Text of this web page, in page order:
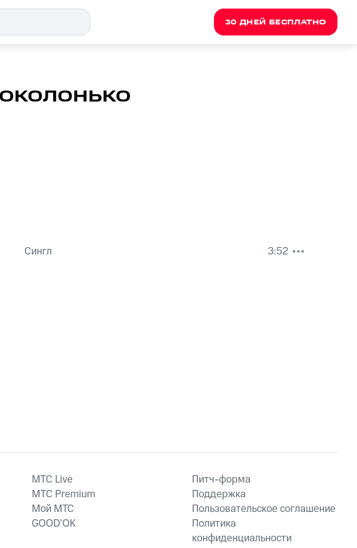
30 ДНЕЙ БЕСПЛАТНО
Сингл 3:52
MTС Live
MTС Premium
Мой МТС
GOOD’OK
Питч-форма
Поддержка
Пользовательское соглашение
Политика
конфиденциальности